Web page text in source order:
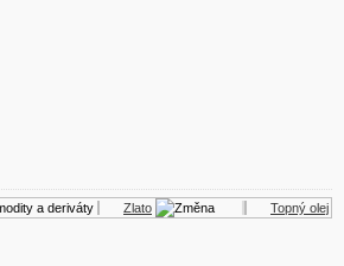
a deriváty Zlato Topný olej